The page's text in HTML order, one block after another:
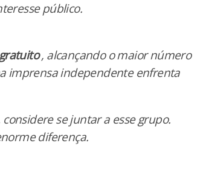
público.
, alcançando o maior número
imprensa independente enfrenta
se juntar a esse grupo.
diferença.